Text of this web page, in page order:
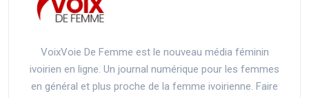
VoixVoie De Femme est le nouveau média féminin
ivoirien en ligne. Un journal numérique pour les femmes
en général et plus proche de la femme ivoirienne. Faire